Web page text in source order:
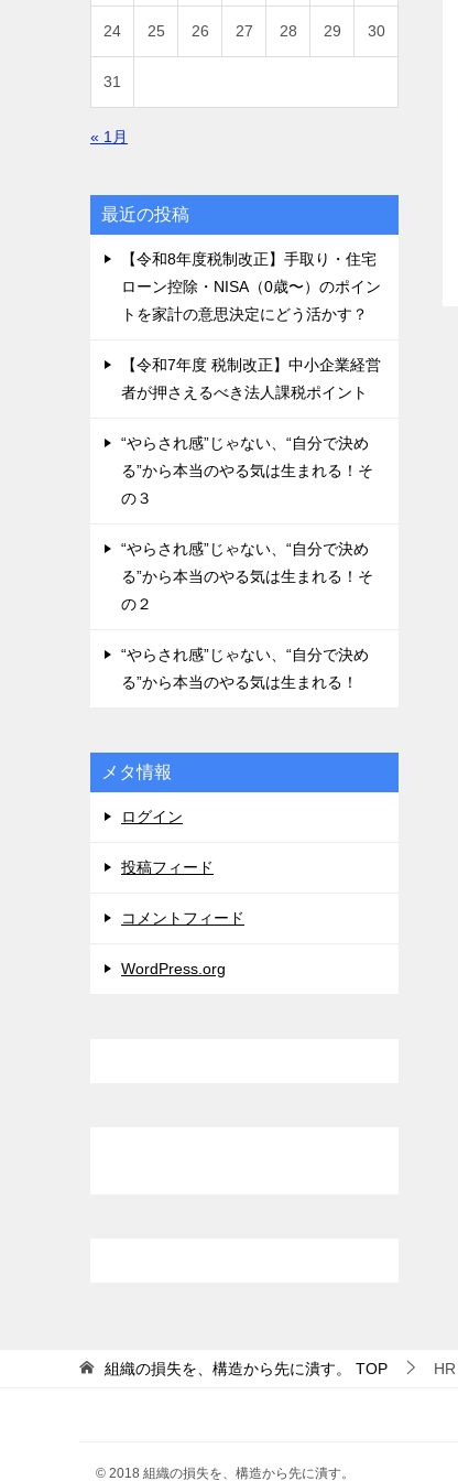
24 25 26 27 28 29 30
31
« 1月
最近の投稿
【令和8年度税制改正】手取り・住宅
ローン控除・NISA（0歳〜）のポイン
トを家計の意思決定にどう活かす？
【令和7年度 税制改正】中小企業経営
者が押さえるべき法人課税ポイント
“やらされ感”じゃない、“自分で決め
る”から本当のやる気は生まれる！そ
の３
“やらされ感”じゃない、“自分で決め
る”から本当のやる気は生まれる！そ
の２
“やらされ感”じゃない、“自分で決め
る”から本当のやる気は生まれる！
メタ情報
ログイン
投稿フィード
コメントフィード
WordPress.org
組織の損失を、構造から先に潰す。 TOP HR
© 2018 組織の損失を、構造から先に潰す。